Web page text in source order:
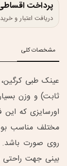
پرداخت
دریافت اعتبار و خرید در
مشخصات کلی
عینک طبی
ثابت) و وزن
اورسایزی که
مختلف مناسب
روی صورت باشد.
بینی جهت راحتی